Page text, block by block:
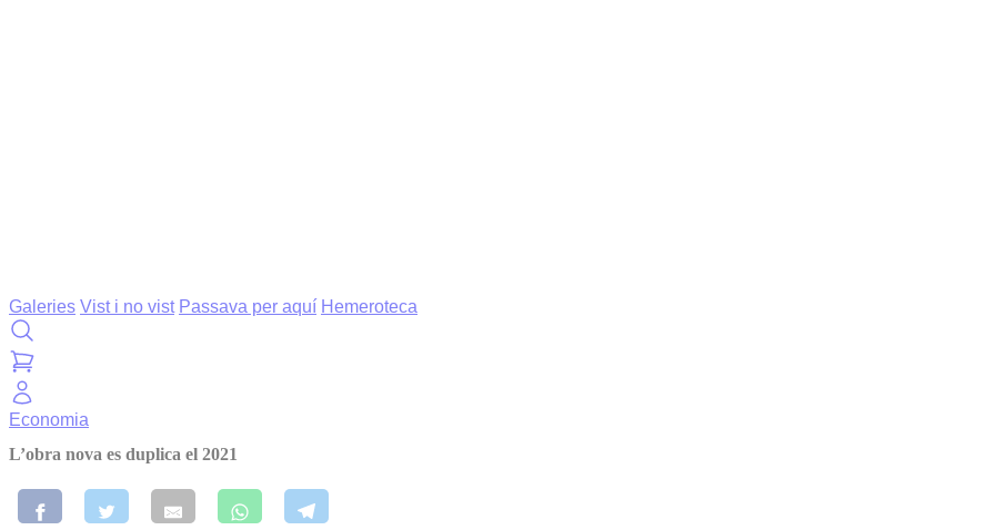
Galeries Vist i no vist Passava per aquí Hemeroteca
Economia
L’obra nova es duplica el 2021